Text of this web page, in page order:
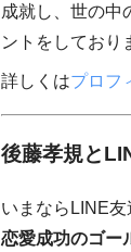
成就し、世の中
ントをしており
詳しくはプロフ
後藤孝規と
いまならLINE
恋愛成功のゴー